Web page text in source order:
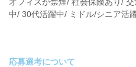
中/ 30代活躍中/ ミドル/シニア活
応募選考について